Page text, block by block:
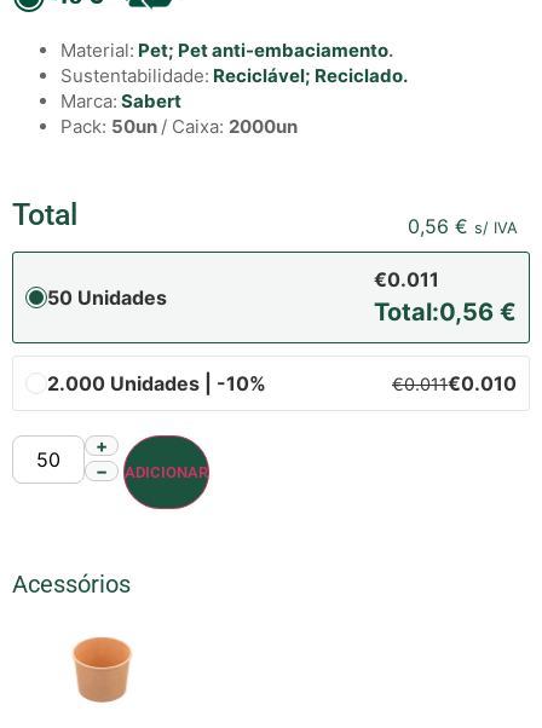
Material: Pet; Pet anti-embaciamento.
Sustentabilidade: Reciclável; Reciclado.
Marca: Sabert
Pack: 50un / Caixa: 2000un
Total 0,56 € s/ IVA
50 Unidades
€0.011
Total:0,56 €
2.000 Unidades | -10% €0.011€0.010
+
−
ADICIONAR
Acessórios